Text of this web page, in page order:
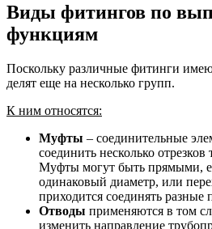
Виды фитингов по
функциям
Поскольку различные фитинги
делят еще на несколько групп.
К ним относятся:
Муфты – соединительные
соединить несколько
Муфты могут быть прямыми,
одинаковый диаметр, или
приходится соединять
Отводы применяются в том
изменить направление